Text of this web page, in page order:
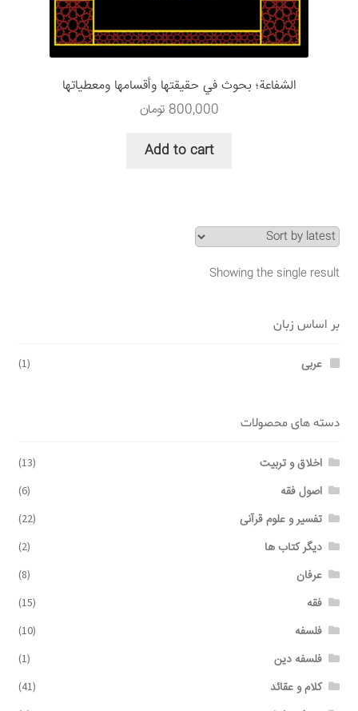
سبد خرید
قوانین و مقررات
الشفاعة؛ بحوث في حقيقتها وأقسامها ومعطياتها
800,000 تومان
Add to cart
Showing the single result
بر اساس زبان
عربی (1)
دسته های محصولات
اخلاق و تربیت (13)
اصول فقه (6)
تفسیر و علوم قرآنی (22)
دیگر کتاب ها (2)
عرفان (8)
فقه (15)
فلسفه (10)
فلسفه دین (1)
کلام و عقائد (41)